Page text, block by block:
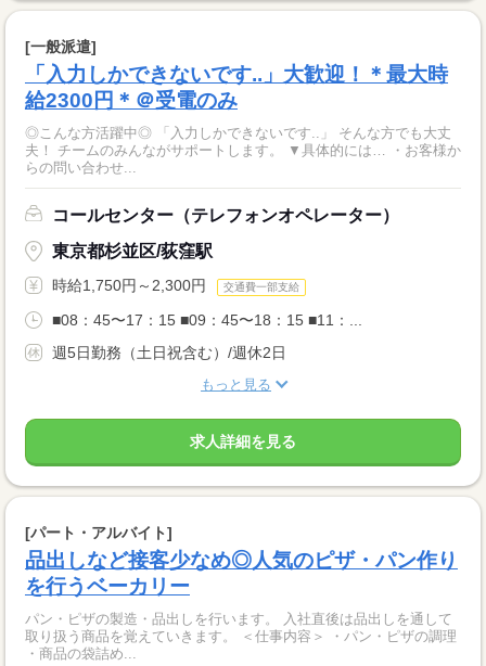
[一般派遣]
「入力しかできないです..」大歓迎！＊最大時
給2300円＊＠受電のみ
◎こんな方活躍中◎ 「入力しかできないです..」 そんな方でも大丈
夫！ チームのみんながサポートします。 ▼具体的には… ・お客様か
らの問い合わせ...
コールセンター（テレフォンオペレーター）
東京都杉並区/荻窪駅
時給1,750円～2,300円 交通費一部支給
■08：45〜17：15 ■09：45〜18：15 ■11：...
週5日勤務（土日祝含む）/週休2日
もっと見る
求人詳細を見る
[パート・アルバイト]
品出しなど接客少なめ◎人気のピザ・パン作り
を行うベーカリー
パン・ピザの製造・品出しを行います。 入社直後は品出しを通して
取り扱う商品を覚えていきます。 ＜仕事内容＞ ・パン・ピザの調理
・商品の袋詰め...